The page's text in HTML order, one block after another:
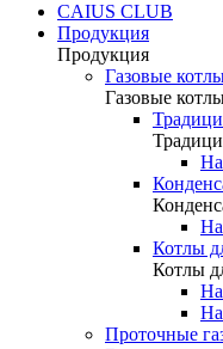
CAIUS CLUB
Продукция
Продукция
Газовые
Газовые
Котлы
Котлы
Проточные